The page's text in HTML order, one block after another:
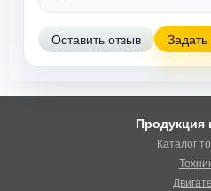
Оставить отзыв
Продукция
Каталог